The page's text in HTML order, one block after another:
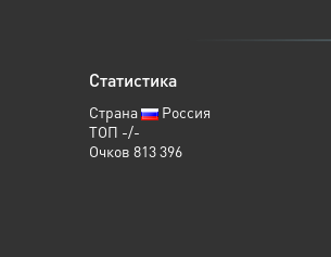
Статистика
Страна
Россия
ТОП -/-
Очков 813 396